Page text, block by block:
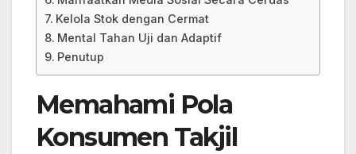
Kelola Stok dengan Cermat
Mental Tahan Uji dan Adaptif
Penutup
Memahami Pola
Konsumen Takjil